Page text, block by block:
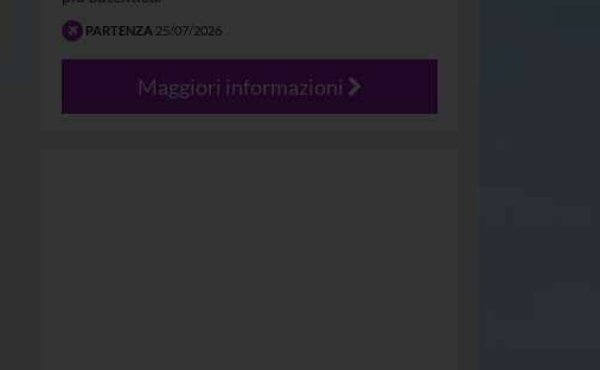
PARTENZA 25/07/2026
Maggiori informazioni